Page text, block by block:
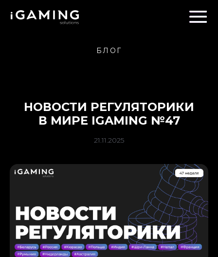
БЛОГ
НОВОСТИ РЕГУЛЯТОРИКИ
В МИРЕ IGAMING №47
21.11.2025